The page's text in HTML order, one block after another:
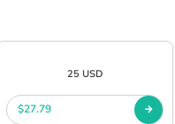
25 USD
$27.79